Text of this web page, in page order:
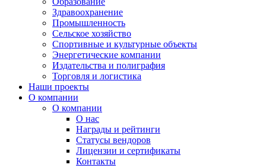
Здравоохранение
Промышленность
Сельское хозяйство
Спортивные и культурные объекты
Энергетические компании
Издательства и полиграфия
Торговля и логистика
Наши проекты
О компании
О компании
О нас
Награды и рейтинги
Статусы вендоров
Лицензии и сертификаты
Контакты